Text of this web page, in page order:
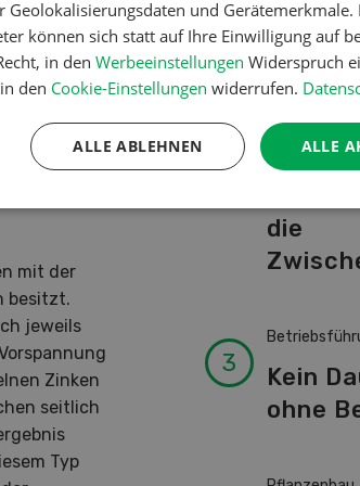
gegen
teilweise
mit der
besitzt.
jeweils
Zinken
seitlich
Typ
von A-
Pflanzenbau
die
Kein
ohne
Geolokalisierungsdaten und
können sich statt auf Ihre Einwilligung auf
in den Werbeeinstellungen Widerspruch
den Cookie-Einstellungen widerrufen.
ALLE
ALLE ABLEHNEN